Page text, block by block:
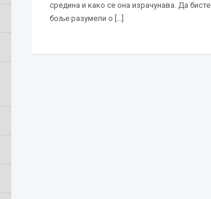
средина и како се она израчунава. Да бисте
боље разумели о […]